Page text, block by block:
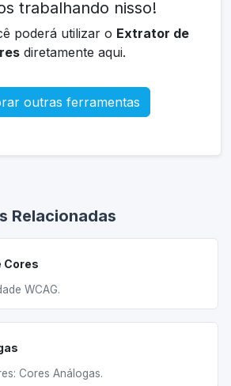
trabalhando nisso!
poderá utilizar o Extrator de
diretamente aqui.
outras ferramentas
Relacionadas
Cores
WCAG.
Cores Análogas.